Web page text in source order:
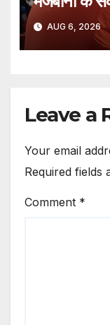
कांवड़ यात्रा,
AUG 6, 2026
Leave a
Your email
Required fields
Comment *